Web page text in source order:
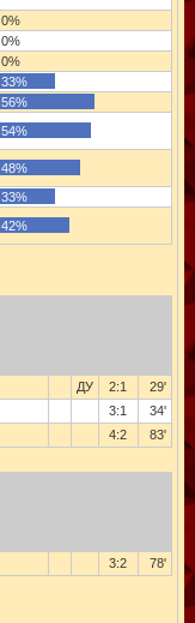
0%
0%
0%
33%
56%
54%
48%
33%
42%
ДУ 2:1
29'
3:1
34'
4:2 83'
3:2 78'